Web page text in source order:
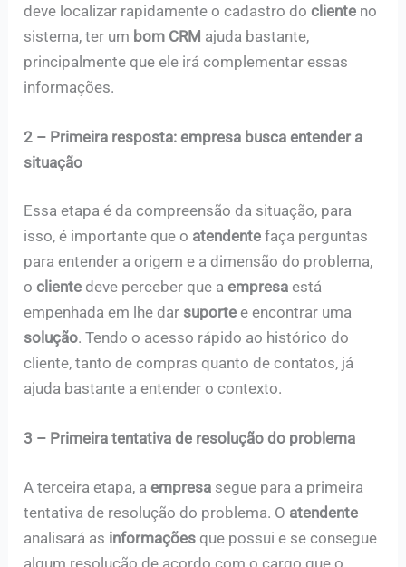
deve localizar rapidamente o cadastro docliente no
sistema, ter um bom CRM ajuda bastante,
principalmente que ele irá complementar essas
informações.
2 – Primeira resposta: empresa busca entender a
situação
Essa etapa é da compreensão da situação, para
isso, é importante que o atendentefaça perguntas
para entender a origem e a dimensão do problema,
oclientedeve perceber que aempresaestá
empenhada em lhe dar suportee encontrar uma
solução. Tendo o acesso rápido ao histórico do
cliente, tanto de compras quanto de contatos, já
ajuda bastante a entender o contexto.
3 – Primeira tentativa de resolução do problema
A terceira etapa, aempresa segue para a primeira
tentativa de resolução do problema. O atendente
analisará as informaçõesque possui e se consegue
algum resolução de acordo com o cargo que o